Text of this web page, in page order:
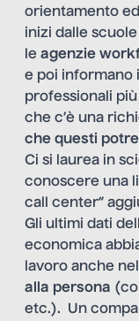
orientamento
inizi dalle
le agenzie
e poi informano
professionali
che c’è una
che questi
Ci si laurea in
conoscere una
call center”
Gli ultimi dati
economica
lavoro anche nel
alla persona
etc.). Un